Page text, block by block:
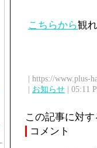
こちらから観
| https://www.plus-
| お知らせ | 05:11
この記事に対
コメント